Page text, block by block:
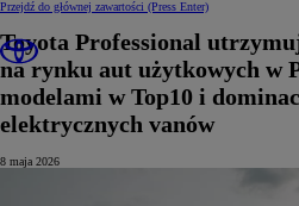
Przejdź do głównej zawartości (Press Enter)
Toyota Professional
na rynku aut użytkowych w
modelami w Top10 i
elektrycznych vanów
8 maja 2026